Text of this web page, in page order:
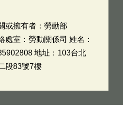
或擁有者：勞動部
處室：勞動關係司 姓名：
地址：103台北
段83號7樓